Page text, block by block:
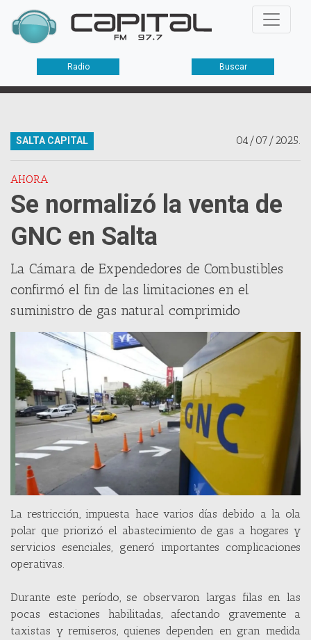
Radio Buscar
04/07/2025.
SALTA CAPITAL
AHORA
Se normalizó la venta de
GNC en Salta
La Cámara de Expendedores de Combustibles
confirmó el fin de las limitaciones en el
suministro de gas natural comprimido
La restricción, impuesta hace varios días debido a la ola
polar que priorizó el abastecimiento de gas a hogares y
servicios esenciales, generó importantes complicaciones
operativas.
Durante este período, se observaron largas filas en las
pocas estaciones habilitadas, afectando gravemente a
taxistas y remiseros, quienes dependen en gran medida